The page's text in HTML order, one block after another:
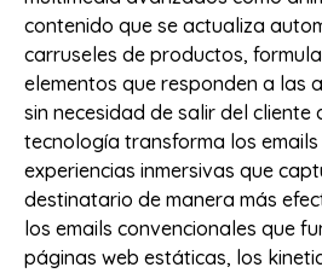
contenido que se actualiza
carruseles de productos,
elementos que responden a las
sin necesidad de salir del cliente
tecnología transforma los
experiencias inmersivas que
destinatario de manera más
los emails convencionales que
páginas web estáticas, los